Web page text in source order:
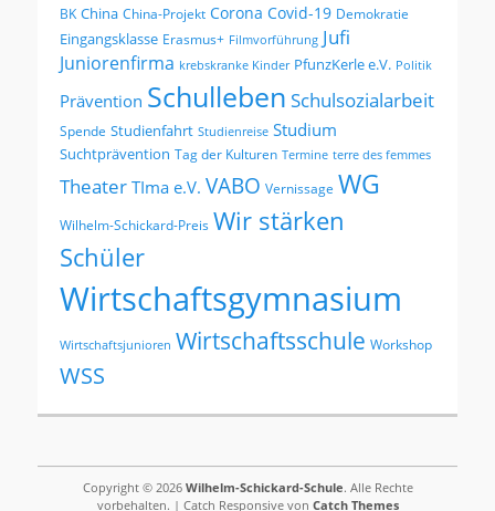
BK China China-Projekt Corona Covid-19 Demokratie
Eingangsklasse Erasmus+ Filmvorführung Jufi
Juniorenfirma krebskranke Kinder PfunzKerle e.V. Politik
Prävention Schulleben Schulsozialarbeit
Spende Studienfahrt Studienreise Studium
Suchtprävention Tag der Kulturen Termine terre des femmes
Theater TIma e.V. VABO Vernissage WG
Wilhelm-Schickard-Preis Wir stärken
Schüler
Wirtschaftsgymnasium
Wirtschaftsjunioren Wirtschaftsschule Workshop
WSS
Copyright © 2026 Wilhelm-Schickard-Schule. Alle Rechte
vorbehalten. | Catch Responsive von Catch Themes